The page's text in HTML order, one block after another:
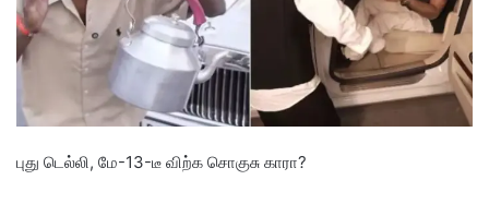
m
a
i
l
புது டெல்லி, மே-13-டீ விற்க சொகுசு காரா?